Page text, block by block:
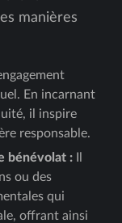
manières
En incarnant
il inspire
responsable.
bénévolat : Il
ou des
qui
offrant ainsi